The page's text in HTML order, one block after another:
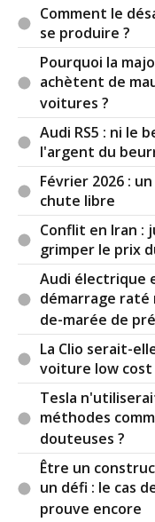
ce genre de
commentaire.
🤪🤪🤪
ParSilverbullet
bonne
@Bughaty et
rédhibitoire
Avec la marche
voitures, nous
domination sur
Cela dit, les
un réseau
SAV, Tesla est
de véhicules de
S) au statut de
généraliste. Il
pour la
théorie une
Audi à encore
constructeur
trouver un
regagner en
revoir la
Comment le
se produire ?
Pourquoi la
achètent de
voitures ?
Audi RS5 : ni le
l'argent du
Février 2026 :
chute libre
Conflit en Iran :
grimper le prix
Audi électrique
démarrage raté
de-marée de
La Clio serait-
voiture low cost
Tesla
méthodes
douteuses ?
Être un
un défi : le cas
prouve encore